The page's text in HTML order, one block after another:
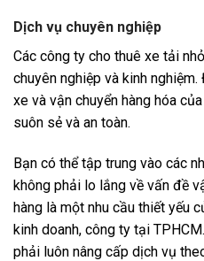
Dịch vụ chuyên nghiệp
Các công ty cho thuê xe tải
chuyên nghiệp và kinh
xe và vận chuyển hàng hóa
suôn sẻ và an toàn.
Bạn có thể tập trung vào các
không phải lo lắng về vấn đề
hàng là một nhu cầu thiết yếu
kinh doanh, công ty tại
phải luôn nâng cấp dịch vụ